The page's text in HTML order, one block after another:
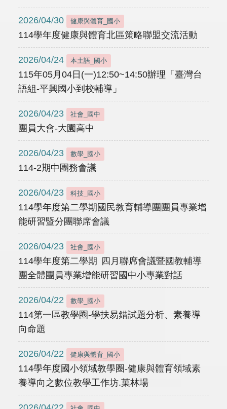
2026/04/30 健康與體育_國小
114學年度健康與體育北區策略聯盟交流活動
2026/04/24 本土語_國小
115年05月04日(一)12:50~14:50辦理「臺灣台
語組-平興國小到校輔導」
2026/04/23 社會_國中
團員大會-大園高中
2026/04/23 數學_國小
114-2期中團務會議
2026/04/23 科技_國小
114學年度第二學期國民教育輔導團團員專業增
能研習暨分團聯席會議
2026/04/23 社會_國小
114學年度第二學期 四月聯席會議暨國教輔導
團全體團員專業增能研習國中小專業對話
2026/04/22 數學_國小
114第一區教學圈-學扶易錯試題分析、素養導
向命題
2026/04/22 健康與體育_國小
114學年度國小領域教學圈-健康與體育領域素
養導向之數位教學工作坊.菓林場